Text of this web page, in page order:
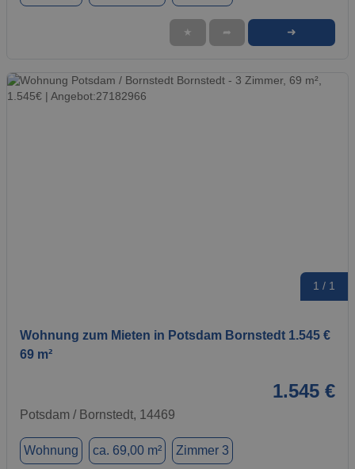
★ ➦ ➜
1 / 1
Wohnung zum Mieten in Potsdam Bornstedt 1.545 €
69 m²
1.545 €
Potsdam / Bornstedt, 14469
Wohnung ca. 69,00 m² Zimmer 3